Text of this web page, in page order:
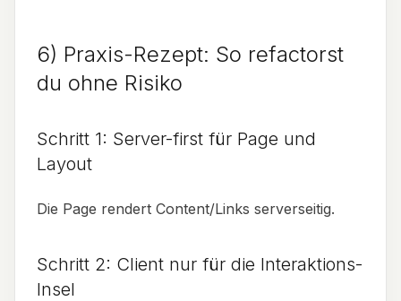
6) Praxis-Rezept: So refactorst
du ohne Risiko
Schritt 1: Server-first für Page und
Layout
Die Page rendert Content/Links serverseitig.
Schritt 2: Client nur für die Interaktions-
Insel